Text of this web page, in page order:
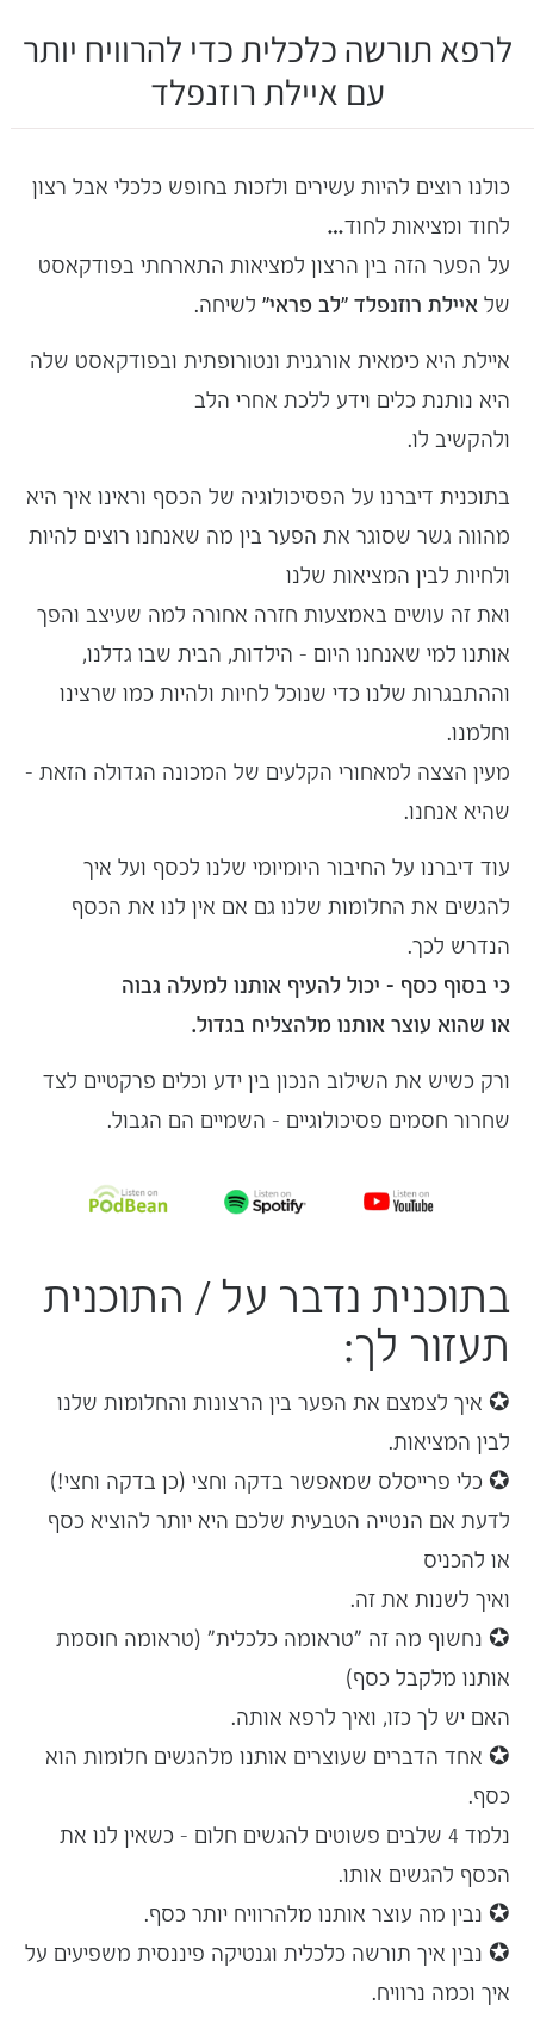
לרפא תורשה כלכלית כדי להרוויח יותר
עם איילת רוזנפלד
כולנו רוצים להיות עשירים ולזכות בחופש כלכלי אבל רצון
לחוד ומציאות לחוד…
על הפער הזה בין הרצון למציאות התארחתי בפודקאסט
של איילת רוזנפלד "לב פראי" לשיחה.
איילת היא כימאית אורגנית ונטורופתית ובפודקאסט שלה
היא נותנת כלים וידע ללכת אחרי הלב
ולהקשיב לו.
בתוכנית דיברנו על הפסיכולוגיה של הכסף וראינו איך היא
מהווה גשר שסוגר את הפער בין מה שאנחנו רוצים להיות
ולחיות לבין המציאות שלנו
ואת זה עושים באמצעות חזרה אחורה למה שעיצב והפך
אותנו למי שאנחנו היום – הילדות, הבית שבו גדלנו,
וההתבגרות שלנו כדי שנוכל לחיות ולהיות כמו שרצינו
וחלמנו.
מעין הצצה למאחורי הקלעים של המכונה הגדולה הזאת –
שהיא אנחנו.
עוד דיברנו על החיבור היומיומי שלנו לכסף ועל איך
להגשים את החלומות שלנו גם אם אין לנו את הכסף
הנדרש לכך.
כי בסוף כסף – יכול להעיף אותנו למעלה גבוה
או שהוא עוצר אותנו מלהצליח בגדול.
ורק כשיש את השילוב הנכון בין ידע וכלים פרקטיים לצד
שחרור חסמים פסיכולוגיים – השמיים הם הגבול.
בתוכנית נדבר על / התוכנית
תעזור לך:
✪ איך לצמצם את הפער בין הרצונות והחלומות שלנו
לבין המציאות.
✪ כלי פרייסלס שמאפשר בדקה וחצי (כן בדקה וחצי!)
לדעת אם הנטייה הטבעית שלכם היא יותר להוציא כסף
או להכניס
ואיך לשנות את זה.
✪ נחשוף מה זה "טראומה כלכלית" (טראומה חוסמת
אותנו מלקבל כסף)
האם יש לך כזו, ואיך לרפא אותה.
✪ אחד הדברים שעוצרים אותנו מלהגשים חלומות הוא
כסף.
נלמד 4 שלבים פשוטים להגשים חלום – כשאין לנו את
הכסף להגשים אותו.
✪ נבין מה עוצר אותנו מלהרוויח יותר כסף.
✪ נבין איך תורשה כלכלית וגנטיקה פיננסית משפיעים על
איך וכמה נרוויח.